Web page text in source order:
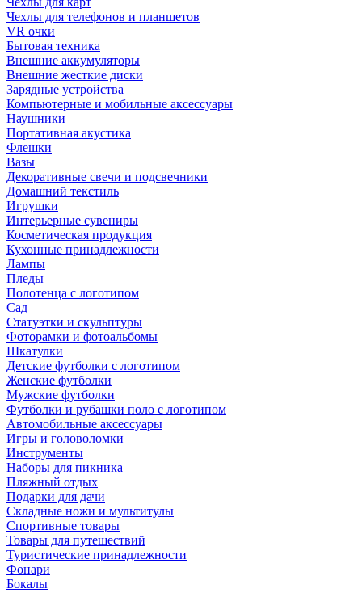
Чехлы для телефонов и планшетов
VR очки
Бытовая техника
Внешние аккумуляторы
Внешние жесткие диски
Зарядные устройства
Компьютерные и мобильные аксессуары
Наушники
Портативная акустика
Флешки
Вазы
Декоративные свечи и подсвечники
Домашний текстиль
Игрушки
Интерьерные сувениры
Косметическая продукция
Кухонные принадлежности
Лампы
Пледы
Полотенца с логотипом
Сад
Статуэтки и скульптуры
Фоторамки и фотоальбомы
Шкатулки
Детские футболки с логотипом
Женские футболки
Мужские футболки
Футболки и рубашки поло с логотипом
Автомобильные аксессуары
Игры и головоломки
Инструменты
Наборы для пикника
Пляжный отдых
Подарки для дачи
Складные ножи и мультитулы
Спортивные товары
Товары для путешествий
Туристические принадлежности
Фонари
Бокалы